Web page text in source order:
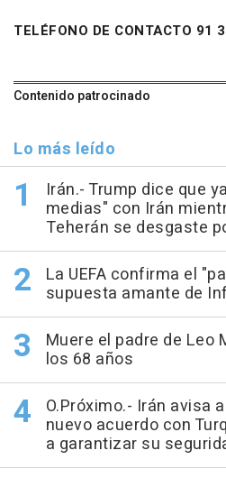
TELÉFONO DE CONTACTO 91
Contenido patrocinado
Lo más leído
Irán.- Trump dice que
medias" con Irán
Teherán se desgaste
La UEFA confirma el
supuesta amante de
Muere el padre de Leo
los 68 años
O.Próximo.- Irán avisa
nuevo acuerdo con
a garantizar su